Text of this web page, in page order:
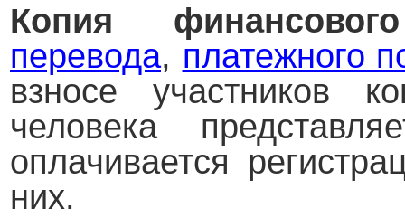
Копия
перевода, платежного
взносе участников
человека
оплачивается
них.